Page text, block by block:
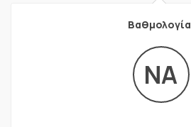
Βαθμολογία
NA